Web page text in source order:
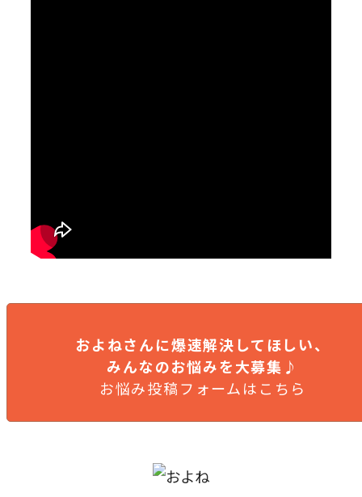
およねさんに爆速解決してほしい、
みんなのお悩みを大募集♪
お悩み投稿フォームはこちら